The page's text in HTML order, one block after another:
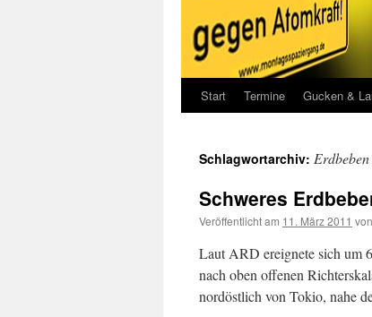
Start Termine Gucken &
Schlagwortarchiv:
Schweres
Veröffentlicht am 11. März 2011 von
Laut ARD ereignete sich um
nach oben offenen
nordöstlich von Tokio, nahe